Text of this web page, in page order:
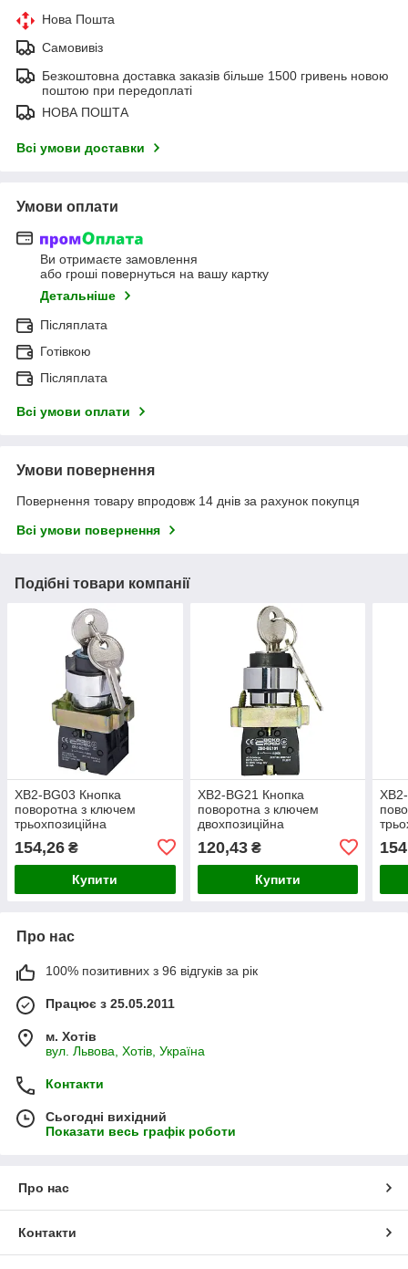
Нова Пошта
Самовивіз
Безкоштовна доставка заказів більше 1500 гривень новою
поштою при передоплаті
НОВА ПОШТА
Всі умови доставки
Умови оплати
Ви отримаєте замовлення
або гроші повернуться на вашу картку
Детальніше
Післяплата
Готівкою
Післяплата
Всі умови оплати
Умови повернення
Повернення товару впродовж 14 днів за рахунок покупця
Всі умови повернення
Подібні товари компанії
XB2-BG03 Кнопка
поворотна з ключем
трьохпозиційна
154,26 ₴
Купити
XB2-BG21 Кнопка
поворотна з ключем
двохпозиційна
120,43₴
Купити
Про нас
100% позитивних з 96 відгуків за рік
Працює з 25.05.2011
м. Хотів
вул. Львова, Хотів, Україна
Контакти
Сьогодні вихідний
Показати весь графік роботи
Про нас
Контакти